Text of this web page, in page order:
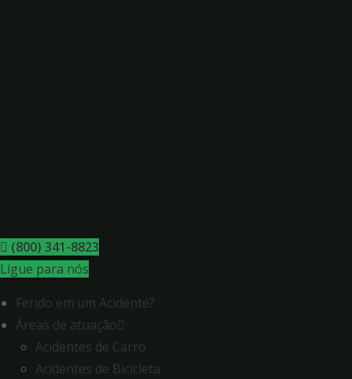
(800) 341-8823
Ligue para nós
Ferido em um Acidente?
Áreas de atuação
Acidentes de Carro
Acidentes de Bicicleta